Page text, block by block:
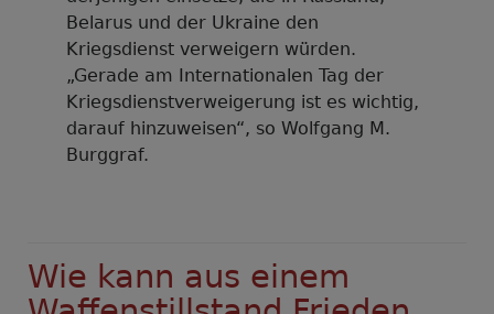
Belarus und der Ukraine den
Kriegsdienst verweigern würden.
„Gerade am Internationalen Tag der
Kriegsdienstverweigerung ist es wichtig,
darauf hinzuweisen“, so Wolfgang M.
Burggraf.
Wie kann aus einem